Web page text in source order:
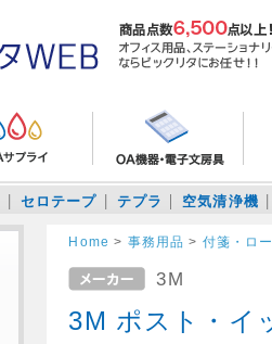
セロテープ テプラ 空気清浄機
Home > 事務用品 > 付箋・ロ
3M
3M ポスト・